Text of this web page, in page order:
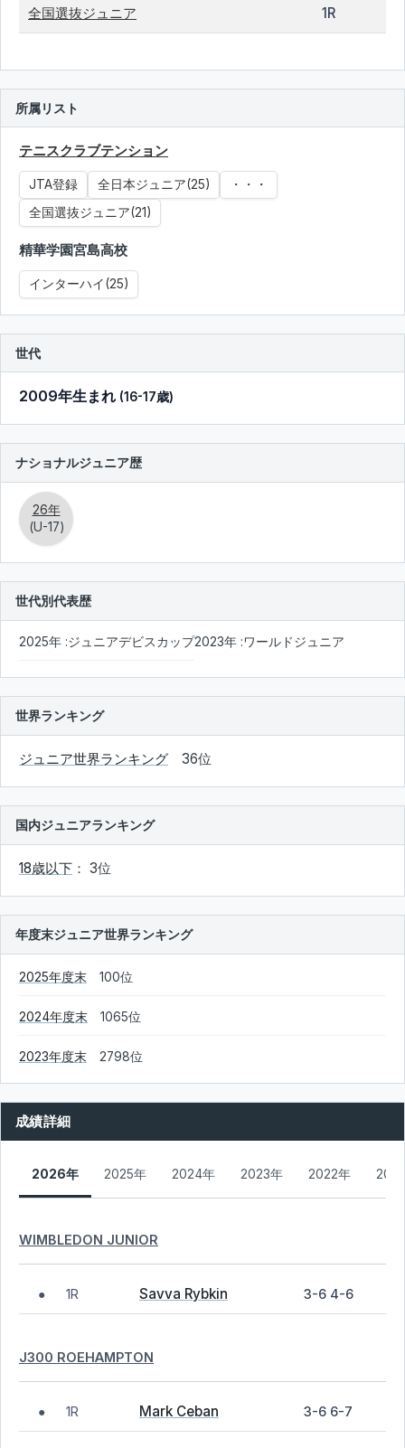
全国選抜ジュニア 1R
所属リスト
テニスクラブテンション
JTA登録 全日本ジュニア(25)
・・・
全国選抜ジュニア(21)
精華学園宮島高校
インターハイ(25)
世代
2009年生まれ (16-17歳)
ナショナルジュニア歴
26年
(U-17)
世代別代表歴
2025年 :ジュニアデビスカップ2023年 :ワールドジュニア
世界ランキング
ジュニア世界ランキング 36位
国内ジュニアランキング
18歳以下 ： 3位
年度末ジュニア世界ランキング
2025年度末 100位
2024年度末 1065位
2023年度末 2798位
成績詳細
2026年 2025年 2024年 2023年 2022年
WIMBLEDON JUNIOR
● 1R Savva Rybkin 3-6 4-6
J300 ROEHAMPTON
● 1R Mark Ceban 3-6 6-7